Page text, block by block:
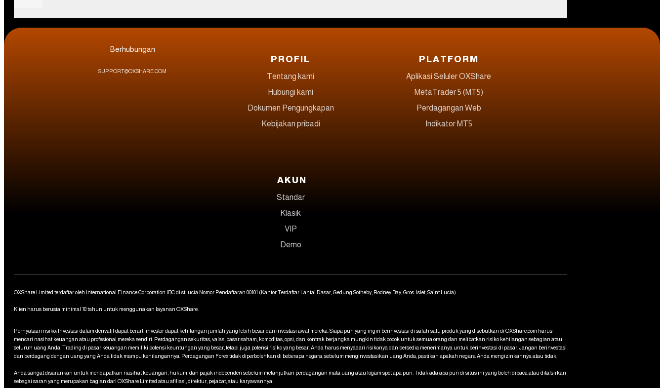
Berhubungan
SUPPORT@OXSHARE.COM
PROFIL
Tentang kami
Hubungi kami
Dokumen Pengungkapan
Kebijakan pribadi
PLATFORM
Aplikasi Seluler OXShare
MetaTrader 5 (MT5)
Perdagangan Web
Indikator MT5
AKUN
Standar
Klasik
VIP
Demo
OXShare Limited terdaftar oleh International Finance Corporation IBC di st lucia Nomor Pendaftaran 00101 (Kantor Terdaftar Lantai Dasar, Gedung Sotheby, Rodney Bay, Gros-Islet, Saint Lucia)
Klien harus berusia minimal 18 tahun untuk menggunakan layanan OXShare.
Pernyataan risiko: Investasi dalam derivatif dapat berarti investor dapat kehilangan jumlah yang lebih besar dari investasi awal mereka. Siapa pun yang ingin berinvestasi di salah satu produk yang disebutkan di OXShare.com harus
mencari nasihat keuangan atau profesional mereka sendiri. Perdagangan sekuritas, valas, pasar saham, komoditas, opsi, dan kontrak berjangka mungkin tidak cocok untuk semua orang dan melibatkan risiko kehilangan sebagian atau
seluruh uang Anda. Trading di pasar keuangan memiliki potensi keuntungan yang besar, tetapi juga potensi risiko yang besar. Anda harus menyadari risikonya dan bersedia menerimanya untuk berinvestasi di pasar. Jangan berinvestasi
dan berdagang dengan uang yang Anda tidak mampu kehilangannya. Perdagangan Forex tidak diperbolehkan di beberapa negara, sebelum menginvestasikan uang Anda, pastikan apakah negara Anda mengizinkannya atau tidak.
Anda sangat disarankan untuk mendapatkan nasihat keuangan, hukum, dan pajak independen sebelum melanjutkan perdagangan mata uang atau logam spot apa pun. Tidak ada apa pun di situs ini yang boleh dibaca atau ditafsirkan
sebagai saran yang merupakan bagian dari OXShare Limited atau afiliasi, direktur, pejabat, atau karyawannya.